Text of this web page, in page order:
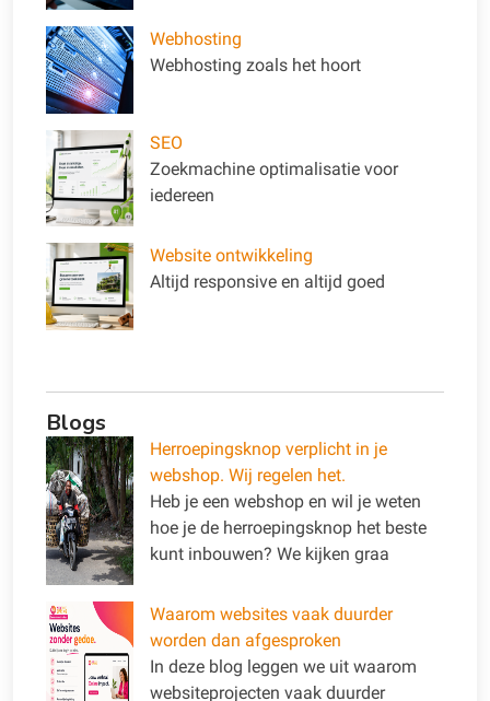
Webhosting
Webhosting zoals het hoort
SEO
Zoekmachine optimalisatie voor
iedereen
Website ontwikkeling
Altijd responsive en altijd goed
Blogs
Herroepingsknop verplicht in je
webshop. Wij regelen het.
Heb je een webshop en wil je weten
hoe je de herroepingsknop het beste
kunt inbouwen? We kijken graa
Waarom websites vaak duurder
worden dan afgesproken
In deze blog leggen we uit waarom
websiteprojecten vaak duurder